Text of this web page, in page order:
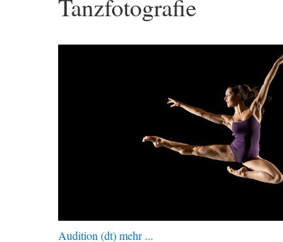
Tanzfotografie
Audition (dt) mehr ...